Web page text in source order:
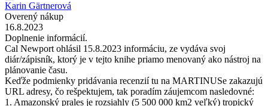
Karin Gärtnerová
Overený nákup
16.8.2023
Doplnenie informácií.
Cal Newport ohlásil 15.8.2023 informáciu, ze vydáva svoj
diár/zápisník, ktorý je v tejto knihe priamo menovaný ako nástroj na
plánovanie času.
Keďže podmienky pridávania recenzií tu na MARTINUSe zakazujú
URL adresy, čo rešpektujem, tak poradím záujemcom nasledovné:
1. Amazonský prales je rozsiahly (5 500 000 km2 veľký) tropický